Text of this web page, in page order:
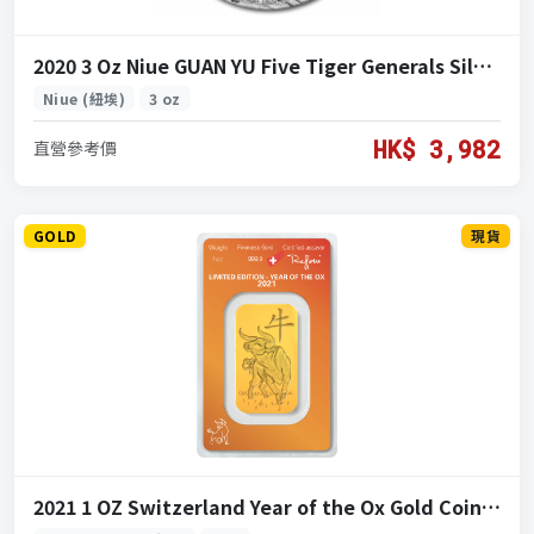
2020 3 Oz Niue GUAN YU Five Tiger Generals Silver Coin (2020 紐埃 關羽五虎將 銀幣 3盎司)
Niue (紐埃) 3 oz
直營參考價 HK$ 3,982
GOLD 現貨
2021 1 OZ Switzerland Year of the Ox Gold Coin (2021 瑞士 瑞牛年 黃金 1盎司)